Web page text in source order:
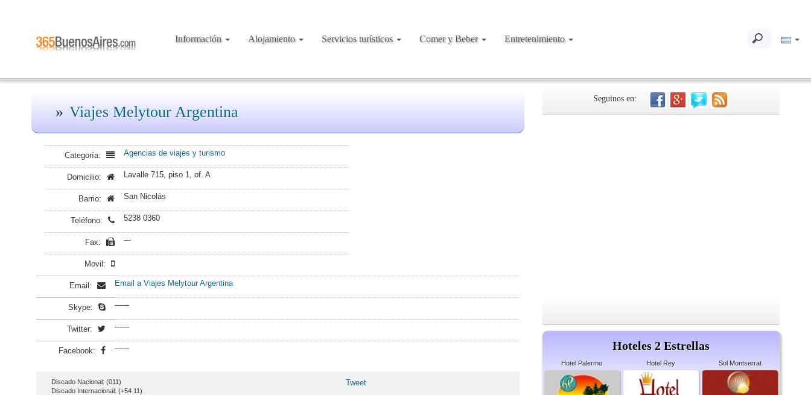
Información Alojamiento Servicios turísticos Comer y Beber Entretenimiento
Viajes Melytour Argentina
Categoría: Agencias de viajes y turismo
Domicilio: Lavalle 715, piso 1, of. A
Barrio: San Nicolás
Teléfono: 5238 0360
Fax: ---
Movil:
Email: Email a Viajes Melytour Argentina
Skype: ------
Twitter: ------
Facebook: ------
Discado Nacional: (011)
Discado Internacional: (+54 11)
Tweet
Seguinos en:
Hoteles 2 Estrellas
Hotel Palermo Hotel Rey Sol Montserrat